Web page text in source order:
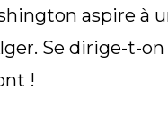
aspire
Se dirige-t-
!